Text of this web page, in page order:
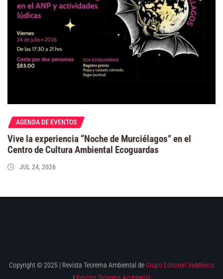
AGENDA DE EVENTOS
Vive la experiencia “Noche de Murciélagos” en el
Centro de Cultura Ambiental Ecoguardas
JUL 24, 2026
Copyright © 2025 | Revista Teorema Ambiental de Grupo Editorial 3wMéxico